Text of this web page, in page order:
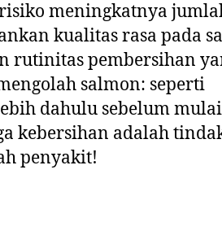
meningkatnya
kualitas rasa pada
rutinitas pembersihan
salmon: seperti
dahulu sebelum mulai
kebersihan adalah
penyakit!